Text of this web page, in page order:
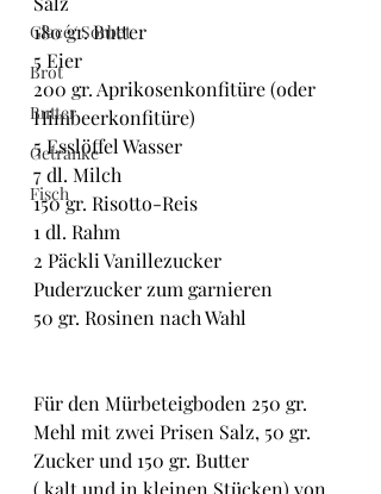
Glacé/ Sorbet
Brot
Butter
Getränke
Fisch
180 gr. Butter
5 Eier
200 gr. Aprikosenkonfitüre (oder
Himbeerkonfitüre)
5 Esslöffel Wasser
7 dl. Milch
150 gr. Risotto-Reis
1 dl. Rahm
2 Päckli Vanillezucker
Puderzucker zum garnieren
50 gr. Rosinen nach Wahl
Für den Mürbeteigboden 250 gr.
Mehl mit zwei Prisen Salz, 50 gr.
Zucker und 150 gr. Butter
( kalt und in kleinen Stücken) von